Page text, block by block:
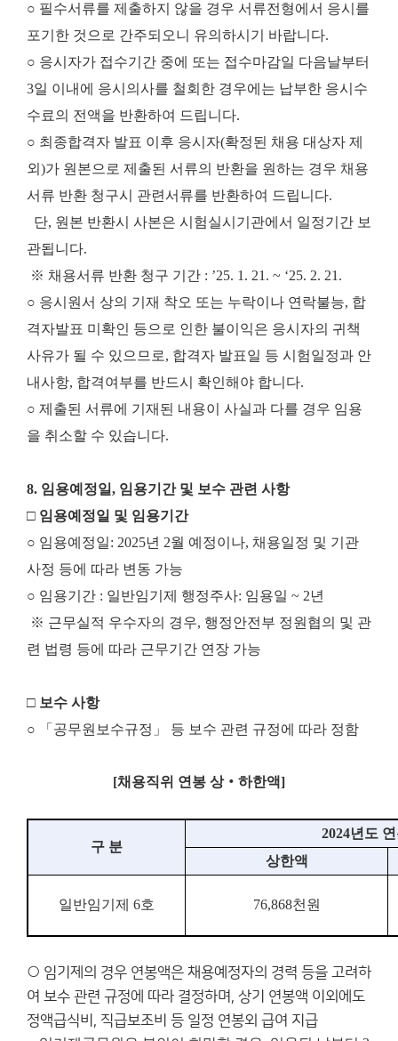
○ 필수서류를 제출하지 않을 경우 서류전형에서 응시를
포기한 것으로 간주되오니 유의하시기 바랍니다.
○ 응시자가 접수기간 중에 또는 접수마감일 다음날부터
3일 이내에 응시의사를 철회한 경우에는 납부한 응시수
수료의 전액을 반환하여 드립니다.
○ 최종합격자 발표 이후 응시자(확정된 채용 대상자 제
외)가 원본으로 제출된 서류의 반환을 원하는 경우 채용
서류 반환 청구시 관련서류를 반환하여 드립니다.
단, 원본 반환시 사본은 시험실시기관에서 일정기간 보
관됩니다.
※ 채용서류 반환 청구 기간 : ’25. 1. 21. ~ ‘25. 2. 21.
○ 응시원서 상의 기재 착오 또는 누락이나 연락불능, 합
격자발표 미확인 등으로 인한 불이익은 응시자의 귀책
사유가 될 수 있으므로, 합격자 발표일 등 시험일정과 안
내사항, 합격여부를 반드시 확인해야 합니다.
○ 제출된 서류에 기재된 내용이 사실과 다를 경우 임용
을 취소할 수 있습니다.
8. 임용예정일, 임용기간 및 보수 관련 사항
□ 임용예정일 및 임용기간
○ 임용예정일: 2025년 2월 예정이나, 채용일정 및 기관
사정 등에 따라 변동 가능
○ 임용기간 : 일반임기제 행정주사: 임용일 ~ 2년
※ 근무실적 우수자의 경우, 행정안전부 정원협의 및 관
련 법령 등에 따라 근무기간 연장 가능
□ 보수 사항
○ 「공무원보수규정」 등 보수 관련 규정에 따라 정함
[채용직위 연봉 상‧하한액]
구 분
2024년도
상한액
일반임기제 6호 76,868천원
○ 임기제의 경우 연봉액은 채용예정자의 경력 등을 고려하
여 보수 관련 규정에 따라 결정하며, 상기 연봉액 이외에도
정액급식비, 직급보조비 등 일정 연봉외 급여 지급